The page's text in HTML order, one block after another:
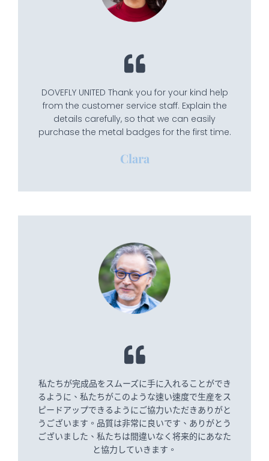
DOVEFLY UNITED Thank you for your kind help
from the customer service staff. Explain the
details carefully, so that we can easily
purchase the metal badges for the first time.
Clara
私たちが完成品をスムーズに手に入れることができ
るように、私たちがこのような速い速度で生産をス
ピードアップできるようにご協力いただきありがと
うございます。品質は非常に良いです、ありがとう
ございました、私たちは間違いなく将来的にあなた
と協力していきます。